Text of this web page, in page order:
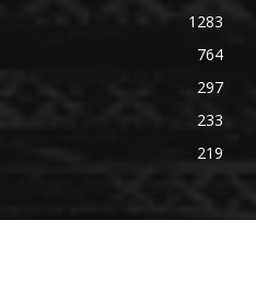
1283
764
297
233
219